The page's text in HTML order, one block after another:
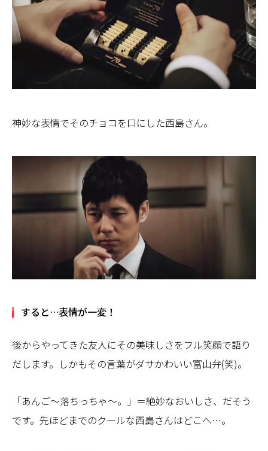
神妙な表情でそのチョコを口にした西島さん。
すると…表情が一変！
後からやってきた友人にその美味しさをフル笑顔で語り
だします。しかもその言葉がダサかわいい富山弁(笑)。
「あんご～落ちっちゃ～。」＝絶妙なおいしさ、だそう
です。先ほどまでのクールな西島さんはどこへ…。